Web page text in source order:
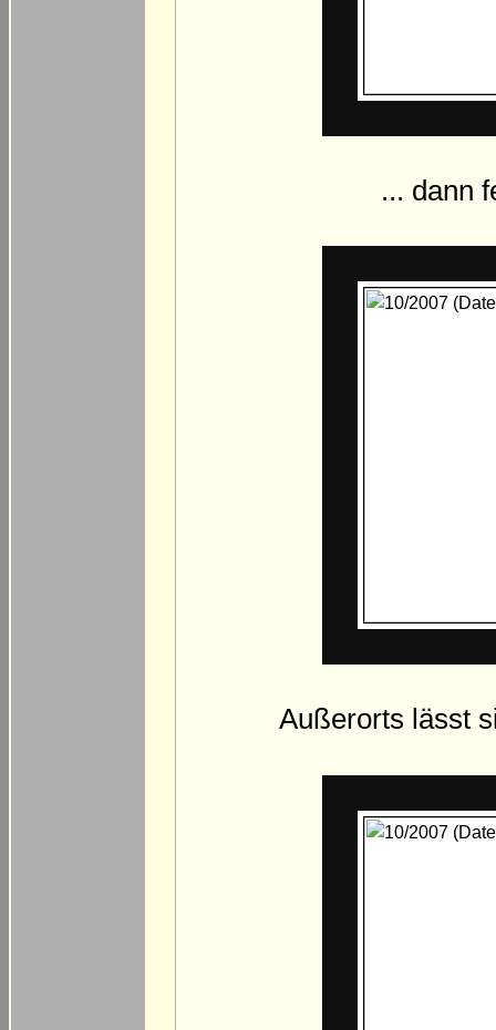
... dann
Außerorts lässt